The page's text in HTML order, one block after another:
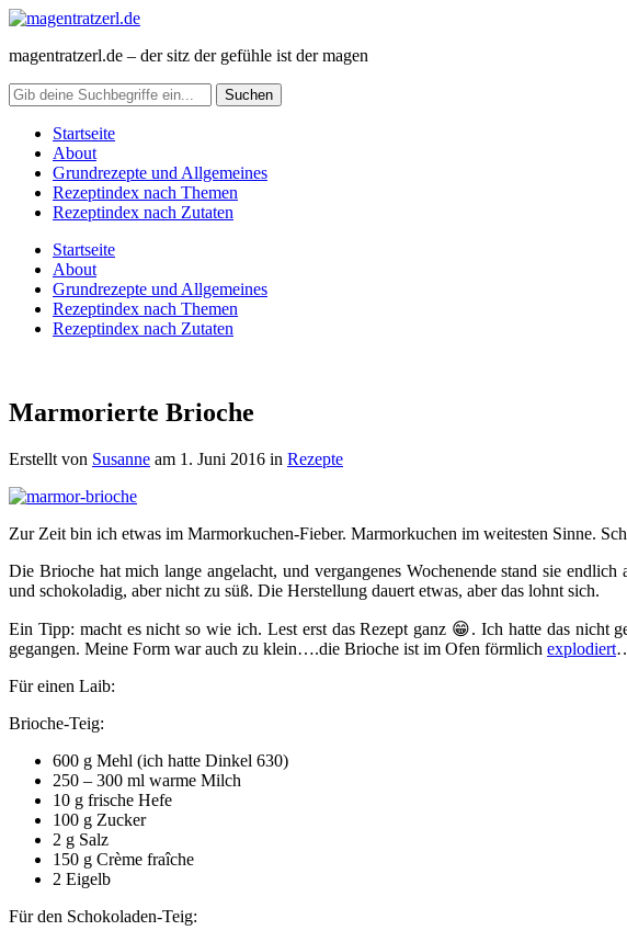
magentratzerl.de – der sitz der gefühle ist der magen
Startseite
About
Grundrezepte und Allgemeines
Rezeptindex nach Themen
Rezeptindex nach Zutaten
Startseite
About
Grundrezepte und Allgemeines
Rezeptindex nach Themen
Rezeptindex nach Zutaten
Marmorierte Brioche
Erstellt von Susanne am 1. Juni 2016 in Rezepte
Zur Zeit bin ich etwas im Marmorkuchen-Fieber. Marmorkuchen im weitesten Sinne.
Die Brioche hat mich lange angelacht, und vergangenes Wochenende stand sie
und schokoladig, aber nicht zu süß. Die Herstellung dauert etwas, aber das lohnt sich.
Ein Tipp: macht es nicht so wie ich. Lest erst das Rezept ganz 😁. Ich hatte das nicht
gegangen. Meine Form war auch zu klein….die Brioche ist im Ofen förmlich explodiert
Für einen Laib:
Brioche-Teig:
600 g Mehl (ich hatte Dinkel 630)
250 – 300 ml warme Milch
10 g frische Hefe
100 g Zucker
2 g Salz
150 g Crème fraîche
2 Eigelb
Für den Schokoladen-Teig: